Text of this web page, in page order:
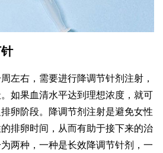
左右，需要进行降调节针剂注射，
如果血清水平达到理想浓度，就可
卵阶段。降调节剂注射是避免女性
排卵时间，从而有助于接下来的治
两种，一种是长效降调节针剂，一